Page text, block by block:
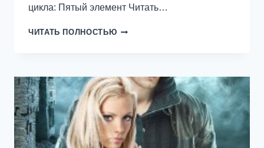
цикла: Пятый элемент Читать…
ЧИТАТЬ ПОЛНОСТЬЮ КНИГА